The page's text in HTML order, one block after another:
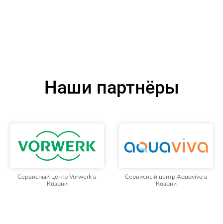
Наши партнёры
Сервисный центр Vorwerk в
Казани
Сервисный центр Aquaviva в
Казани